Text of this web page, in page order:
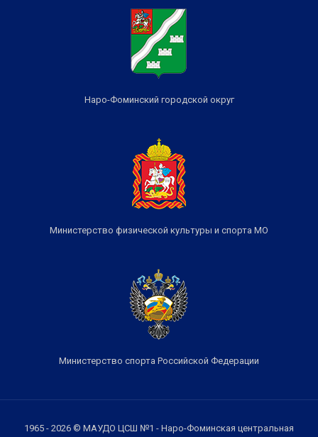
Наро-Фоминский городской округ
Министерство физической культуры и спорта МО
Министерство спорта Российской Федерации
1965 - 2026 © МАУДО ЦСШ №1 - Наро-Фоминская центральная